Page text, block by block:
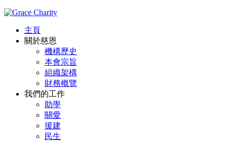
主頁
關於慈恩
機構歷史
本會宗旨
組織架構
財務概覽
我們的工作
助學
關愛
援建
民生